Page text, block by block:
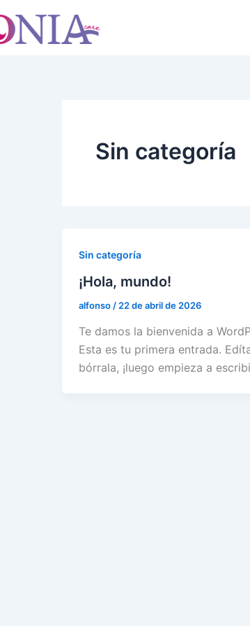
al
contenido
Sin categoría
Sin categoría
¡Hola, mundo!
alfonso / 22 de abril de 2026
Te damos la bienvenida a
Esta es tu primera entrada.
bórrala, ¡luego empieza a